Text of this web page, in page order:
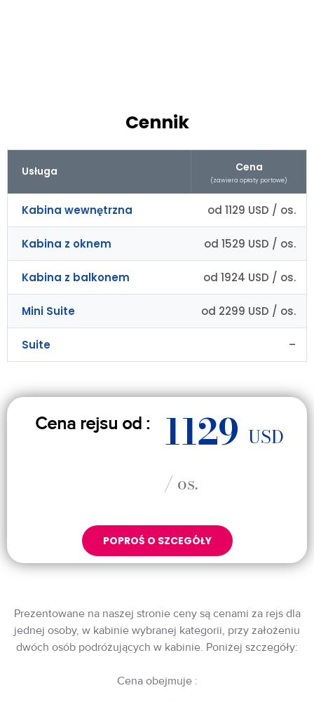
Cennik
Usługa Cena
(zawiera opłaty portowe)
Kabina wewnętrzna od 1129 USD / os.
Kabina z oknem od 1529 USD / os.
Kabina z balkonem od 1924 USD / os.
Mini Suite od 2299 USD / os.
Suite –
Cena rejsu od : 1129 USD
/ os.
POPROŚ O SZCEGÓŁY
Prezentowane na naszej stronie ceny są cenami za rejs dla
jednej osoby, w kabinie wybranej kategorii, przy założeniu
dwóch osób podróżujących w kabinie. Poniżej szczegóły:
Cena obejmuje :